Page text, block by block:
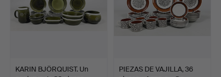
KARIN BJÖRQUIST. Un
PIEZAS DE VAJILLA, 36